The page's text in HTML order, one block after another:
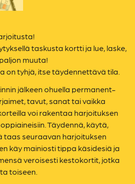
taskusta kortti ja lue, laske,
muuta!
on tyhjä, itse täydennettävä tila.
jälkeen ohuella permanent-
tavut, sanat tai vaikka
voi rakentaa harjoituksen
Täydennä, käytä,
taas seuraavan harjoituksen
käy mainiosti tippa käsidesiä ja
veroisesti kestokortit, jotka
toiseen.